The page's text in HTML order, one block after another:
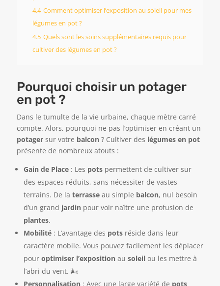
4.4 Comment optimiser l’exposition au soleil pour mes
légumes en pot ?
4.5 Quels sont les soins supplémentaires requis pour
cultiver des légumes en pot ?
Pourquoi choisir un potager
en pot ?
Dans le tumulte de la vie urbaine, chaque mètre carré
compte. Alors, pourquoi ne pas l’optimiser en créant un
potagersur votre balcon ? Cultiver des légumes en pot
présente de nombreux atouts :
Gain de Place: Les potspermettent de cultiver sur
des espaces réduits, sans nécessiter de vastes
terrains. De la terrasseau simple balcon, nul besoin
d’un grand jardin pour voir naître une profusion de
plantes.
Mobilité: L’avantage des potsréside dans leur
caractère mobile. Vous pouvez facilement les déplacer
pour optimiser l’exposition au soleilou les mettre à
l’abri du vent. 🌬️
Personnalisation : Avec une large variété de pots